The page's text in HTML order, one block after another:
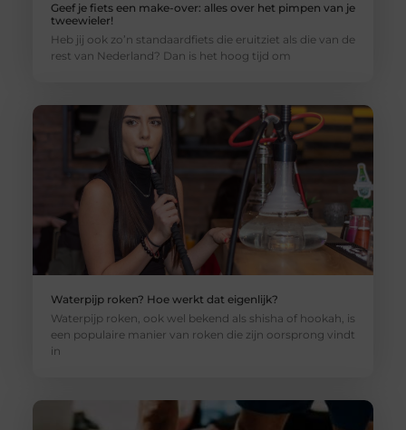
Geef je fiets een make-over: alles over het pimpen van je
tweewieler!
Heb jij ook zo’n standaardfiets die eruitziet als die van de
rest van Nederland? Dan is het hoog tijd om
Waterpijp roken? Hoe werkt dat eigenlijk?
Waterpijp roken, ook wel bekend als shisha of hookah, is
een populaire manier van roken die zijn oorsprong vindt
in